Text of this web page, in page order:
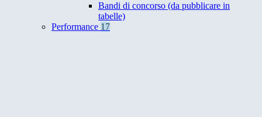
Bandi di concorso (da pubblicare in
tabelle)
Performance 17